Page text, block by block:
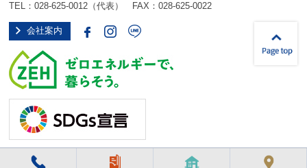
TEL：028-625-0012 （代表） FAX：028-625-0022
会社案内